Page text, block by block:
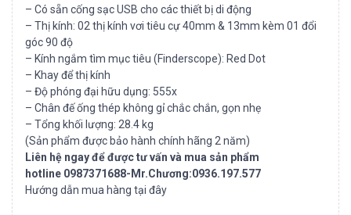
– Có sẵn cống sạc USB cho các thiết bị di động
– Thị kính: 02 thị kính vơi tiêu cự 40mm & 13mm kèm 01 đổi
góc 90 độ
– Kính ngắm tìm mục tiêu (Finderscope): Red Dot
– Khay để thị kính
– Độ phóng đại hữu dụng: 555x
– Chân đế ống thép không gỉ chắc chắn, gọn nhẹ
– Tổng khối lượng: 28.4 kg
(Sản phẩm được bảo hành chính hãng 2 năm)
Liên hệ ngay để được tư vấn và mua sản phẩm
hotline 0987371688-Mr.Chương:0936.197.577
Hướng dẫn mua hàng tại đây